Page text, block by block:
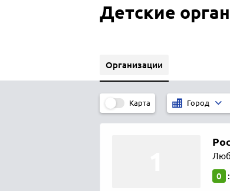
Детские
Организации
Карта Город
0 :